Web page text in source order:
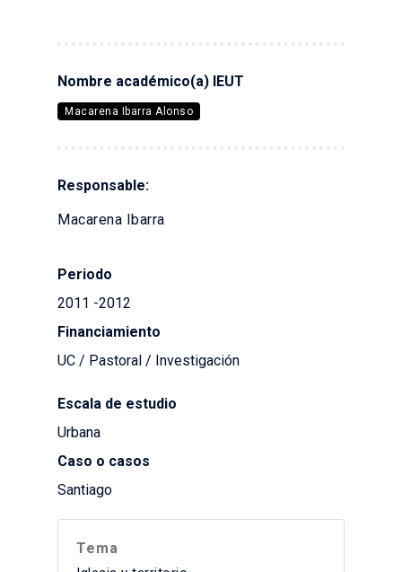
Nombre académico(a) IEUT
Macarena Ibarra Alonso
Responsable:
Macarena Ibarra
Periodo
2011 -2012
Financiamiento
UC / Pastoral / Investigación
Escala de estudio
Urbana
Caso o casos
Santiago
Tema